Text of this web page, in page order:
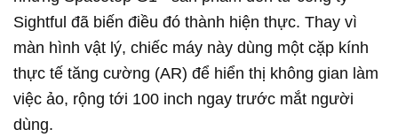
Sightful đã biến điều đó thành hiện thực. Thay vì
màn hình vật lý, chiếc máy này dùng một cặp kính
thực tế tăng cường (AR) để hiển thị không gian làm
việc ảo, rộng tới 100 inch ngay trước mắt người
dùng.